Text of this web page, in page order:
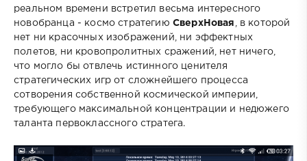
реальном времени встретил весьма интересного
новобранца - космо стратегию СверхНовая
, в которой
нет ни красочных изображений, ни эффектных
полетов, ни кровопролитных сражений, нет ничего,
что могло бы отвлечь истинного ценителя
стратегических игр от сложнейшего процесса
сотворения собственной космической империи,
требующего максимальной концентрации и недюжего
таланта первоклассного стратега.